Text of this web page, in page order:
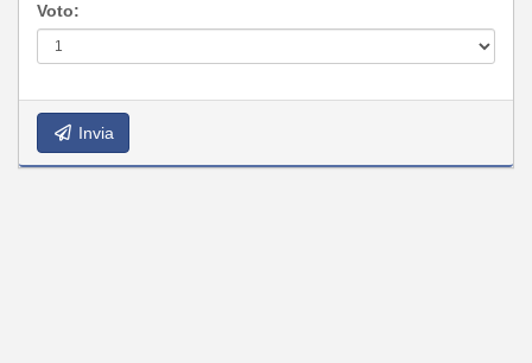
Voto:
Invia